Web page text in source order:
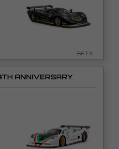
SETX
ANNIVERSARY